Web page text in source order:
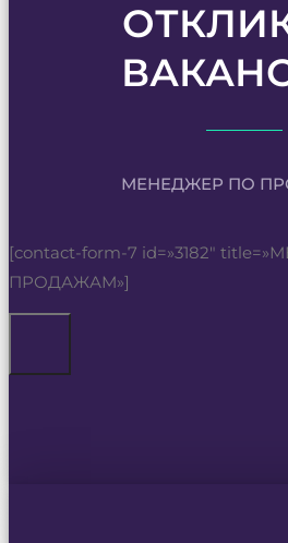
МЕНЕДЖЕР ПО
[contact-form-7 id=»3182″
ПРОДАЖАМ»]